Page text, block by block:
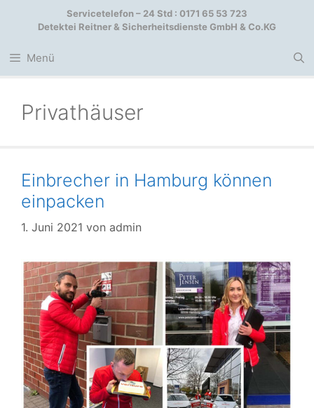
Servicetelefon – 24 Std : 0171 65 53 723
Detektei Reitner & Sicherheitsdienste GmbH & Co.KG
Menü
Privathäuser
Einbrecher in Hamburg können
einpacken
1. Juni 2021 von admin